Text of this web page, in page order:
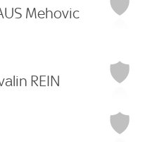
Mehovic
REIN